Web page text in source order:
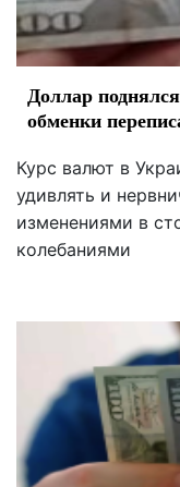
Доллар
обменки
Курс валют в
удивлять и
изменениями в
колебаниями